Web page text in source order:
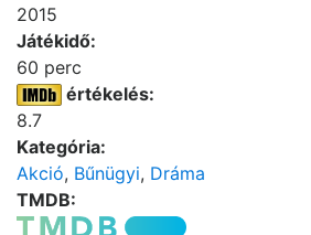
2015
Játékidő:
60 perc
értékelés:
8.7
Kategória:
Akció, Bűnügyi, Dráma
TMDB: